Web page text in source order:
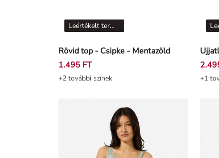
Rövid top - Csipke - Mentazöld
Leértékelt termékek
1.495 FT
+2 további színek +1